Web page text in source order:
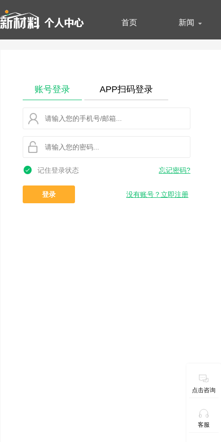
首页 新闻
账号登录 APP扫码登录
记住登录状态 忘记密码?
没有账号？立即注册
点击咨询
客服